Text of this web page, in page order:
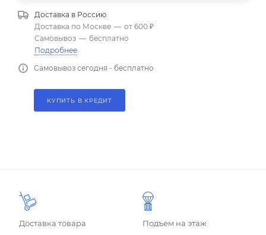
Доставка в Россию
Доставка по Москве — от 600 ₽
Самовывоз — бесплатно
Подробнее
Самовывоз сегодня - бесплатно
КУПИТЬ В КРЕДИТ
Доставка товара Подъем на этаж